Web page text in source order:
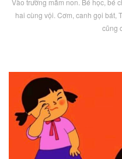
Vào trường mầm non. Bé học, bé
hai cùng vội. Cơm, canh gọi bát,
cũng